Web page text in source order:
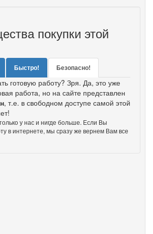
покупки этой
Быстро! Безопасно!
готовую работу? Зря. Да, это уже
работа, но на сайте представлен
, т.е. в свободном доступе самой этой
у нас и нигде больше. Если Вы
в интернете, мы сразу же вернем Вам все